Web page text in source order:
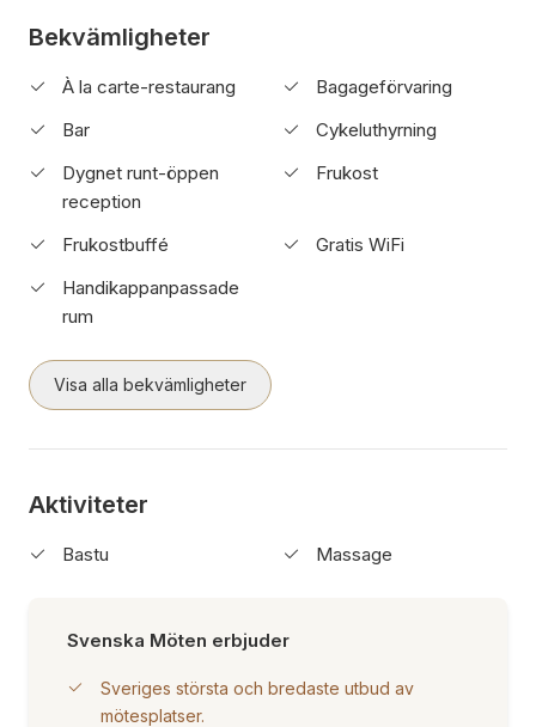
Bekvämligheter
À la carte-restaurang
Bagageförvaring
Bar
Cykeluthyrning
Dygnet runt-öppen
reception
Frukost
Frukostbuffé
Gratis WiFi
Handikappanpassade
rum
Visa alla bekvämligheter
Aktiviteter
Bastu Massage
Svenska Möten erbjuder
Sveriges största och bredaste utbud av
mötesplatser.